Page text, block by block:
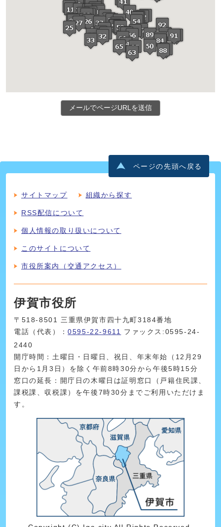
メールでページURLを送信
ページの先頭へ戻る
サイトマップ 組織から探す
RSS配信について
個人情報の取り扱いについて
このサイトについて
市役所案内（交通アクセス）
伊賀市役所
〒518-8501 三重県伊賀市四十九町3184番地
電話（代表）：0595-22-9611
ファックス:0595-24-
2440
開庁時間：土曜日・日曜日、祝日、年末年始（12月29
日から1月3日）を除く午前8時30分から午後5時15分
窓口の延長：開庁日の木曜日は証明窓口（戸籍住民課、
課税課、収税課）を午後7時30分までご利用いただけま
す。